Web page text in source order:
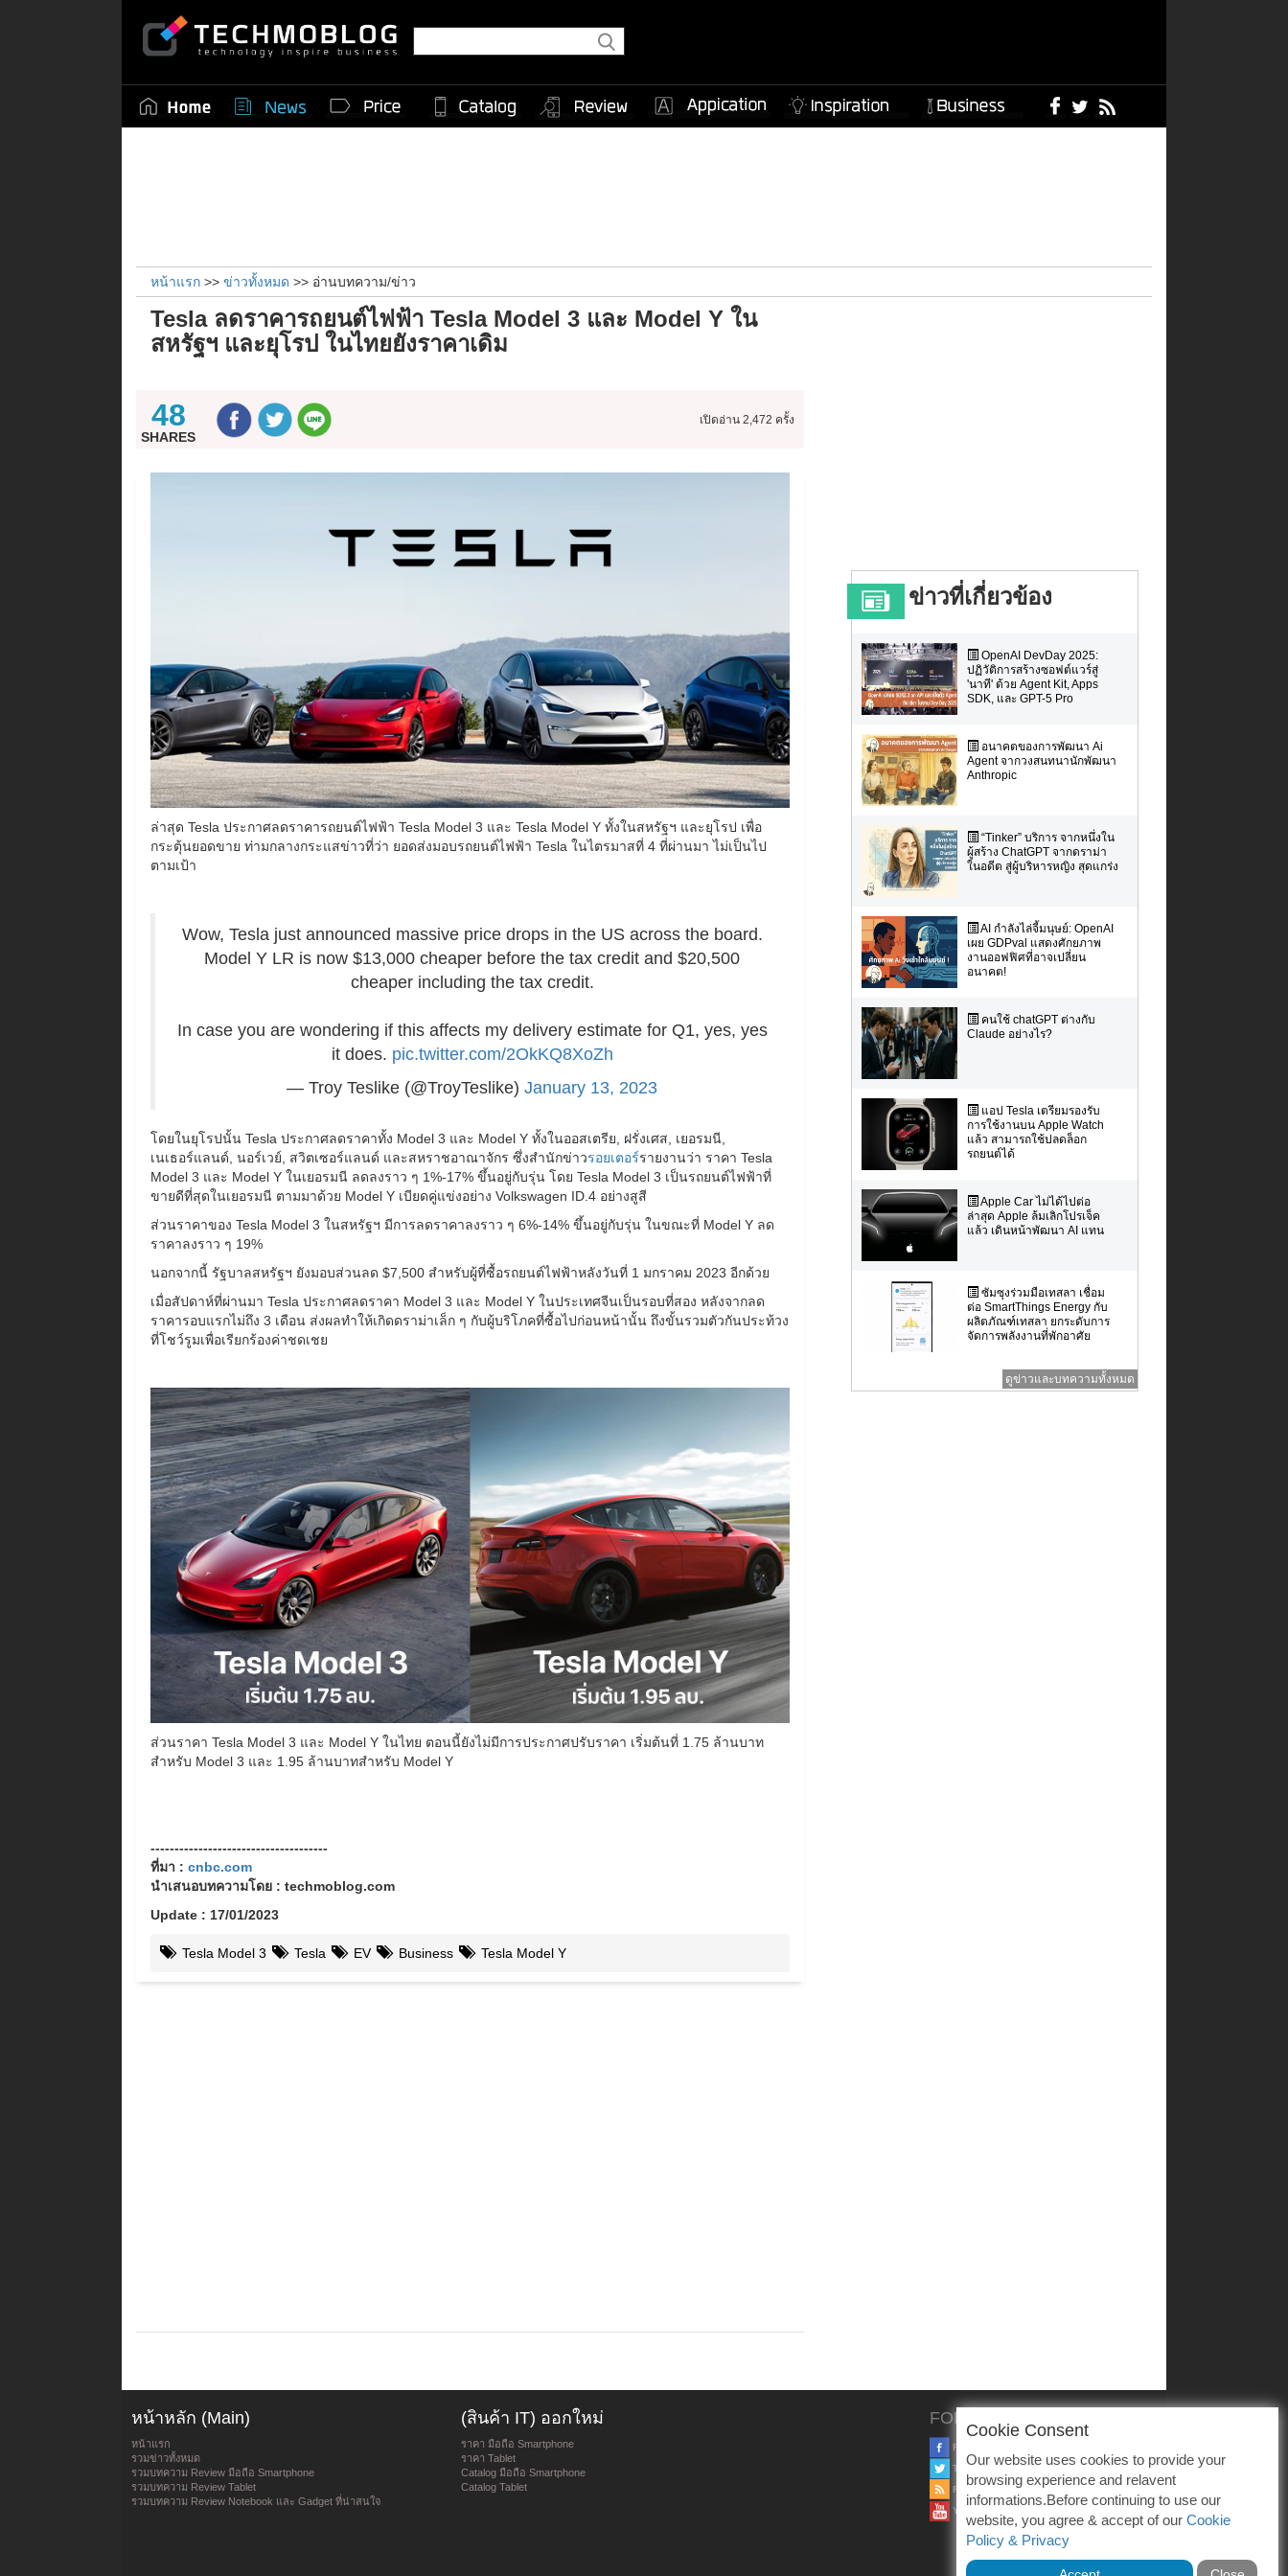
หน้าแรก >> ข่าวทั้งหมด >> อ่านบทความ/ข่าว
Tesla ลดราคารถยนต์ไฟฟ้า Tesla Model 3 และ Model Y ใน
สหรัฐฯ และยุโรป ในไทยยังราคาเดิม
48
SHARES
เปิดอ่าน 2,472 ครั้ง
ล่าสุด Tesla ประกาศลดราคารถยนต์ไฟฟ้า Tesla Model 3 และ Tesla Model Y ทั้งในสหรัฐฯ และยุโรป เพื่อ
กระตุ้นยอดขาย ท่ามกลางกระแสข่าวที่ว่า ยอดส่งมอบรถยนต์ไฟฟ้า Tesla ในไตรมาสที่ 4 ที่ผ่านมา ไม่เป็นไป
ตามเป้า
Wow, Tesla just announced massive price drops in the US across the board.
Model Y LR is now $13,000 cheaper before the tax credit and $20,500
cheaper including the tax credit.
In case you are wondering if this affects my delivery estimate for Q1, yes, yes
it does. pic.twitter.com/2OkKQ8XoZh
— Troy Teslike (@TroyTeslike)January 13, 2023
โดยในยุโรปนั้น Tesla ประกาศลดราคาทั้ง Model 3 และ Model Y ทั้งในออสเตรีย, ฝรั่งเศส, เยอรมนี,
เนเธอร์แลนด์, นอร์เวย์, สวิตเซอร์แลนด์ และสหราชอาณาจักร ซึ่งสำนักข่าวรอยเตอร์รายงานว่า ราคา Tesla
Model 3 และ Model Y ในเยอรมนี ลดลงราว ๆ 1%-17% ขึ้นอยู่กับรุ่น โดย Tesla Model 3 เป็นรถยนต์ไฟฟ้าที่
ขายดีที่สุดในเยอรมนี ตามมาด้วย Model Y เบียดคู่แข่งอย่าง Volkswagen ID.4 อย่างสูสี
ส่วนราคาของ Tesla Model 3 ในสหรัฐฯ มีการลดราคาลงราว ๆ 6%-14% ขึ้นอยู่กับรุ่น ในขณะที่ Model Y ลด
ราคาลงราว ๆ 19%
นอกจากนี้ รัฐบาลสหรัฐฯ ยังมอบส่วนลด $7,500 สำหรับผู้ที่ซื้อรถยนต์ไฟฟ้าหลังวันที่ 1 มกราคม 2023 อีกด้วย
เมื่อสัปดาห์ที่ผ่านมา Tesla ประกาศลดราคา Model 3 และ Model Y ในประเทศจีนเป็นรอบที่สอง หลังจากลด
ราคารอบแรกไม่ถึง 3 เดือน ส่งผลทำให้เกิดดราม่าเล็ก ๆ กับผู้บริโภคที่ซื้อไปก่อนหน้านั้น ถึงขั้นรวมตัวกันประท้วง
ที่โชว์รูมเพื่อเรียกร้องค่าชดเชย
ส่วนราคา Tesla Model 3 และ Model Y ในไทย ตอนนี้ยังไม่มีการประกาศปรับราคา เริ่มต้นที่ 1.75 ล้านบาท
สำหรับ Model 3 และ 1.95 ล้านบาทสำหรับ Model Y
-------------------------------------
ที่มา : cnbc.com
นำเสนอบทความโดย : techmoblog.com
Update : 17/01/2023
Tesla Model 3 Tesla EV Business Tesla Model Y
ข่าวที่เกี่ยวข้อง
OpenAI DevDay 2025:
ปฏิวัติการสร้างซอฟต์แวร์สู่
'นาที' ด้วย Agent Kit, Apps
SDK, และ GPT-5 Pro
อนาคตของการพัฒนา Ai
Agent จากวงสนทนานักพัฒนา
Anthropic
“Tinker” บริการ จากหนึ่งใน
ผู้สร้าง ChatGPT จากดราม่า
ในอดีต สู่ผู้บริหารหญิง สุดแกร่ง
AI กำลังไล่จี้มนุษย์: OpenAI
เผย GDPval แสดงศักยภาพ
งานออฟฟิศที่อาจเปลี่ยน
อนาคต!
คนใช้ chatGPT ต่างกับ
Claude อย่างไร?
แอป Tesla เตรียมรองรับ
การใช้งานบน Apple Watch
แล้ว สามารถใช้ปลดล็อก
รถยนต์ได้
Apple Car ไม่ได้ไปต่อ
ล่าสุด Apple ล้มเลิกโปรเจ็ค
แล้ว เดินหน้าพัฒนา AI แทน
ซัมซุงร่วมมือเทสลา เชื่อม
ต่อ SmartThings Energy กับ
ผลิตภัณฑ์เทสลา ยกระดับการ
จัดการพลังงานที่พักอาศัย
ดูข่าวและบทความทั้งหมด
หน้าหลัก (Main)
หน้าแรก
รวมข่าวทั้งหมด
รวมบทความ Review มือถือ Smartphone
รวมบทความ Review Tablet
รวมบทความ Review Notebook และ Gadget ที่น่าสนใจ
(สินค้า IT) ออกใหม่
ราคา มือถือ Smartphone
ราคา Tablet
Catalog มือถือ Smartphone
Catalog Tablet
FOLLOW US
FACEBOOK
TWITTER
RSS
YOUTUBE
Cookie Consent
Our website uses cookies to provide your
browsing experience and relavent
informations.Before continuing to use our
website, you agree & accept of our Cookie
Policy & Privacy